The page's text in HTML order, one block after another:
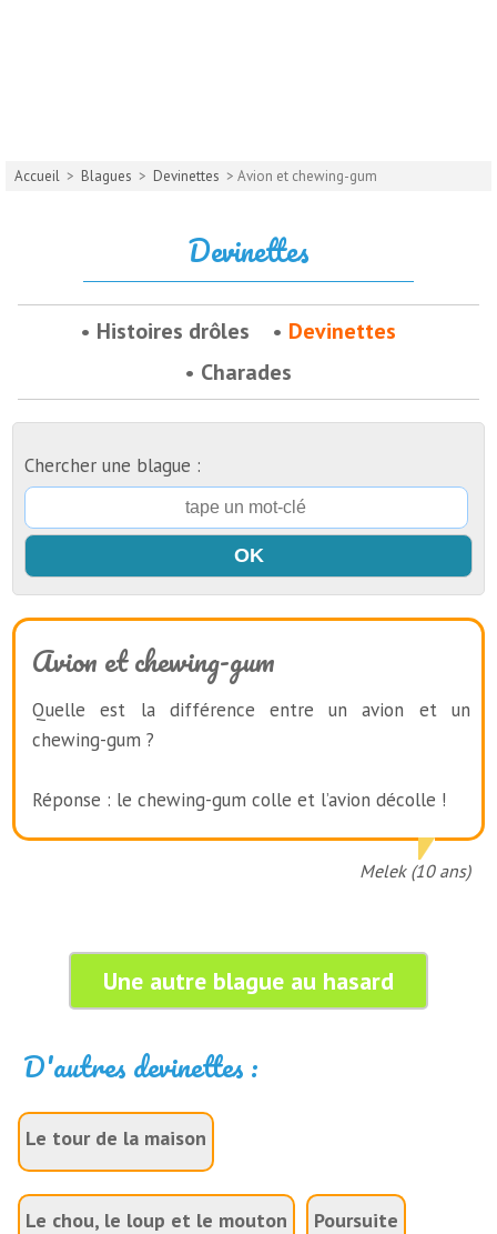
Accueil > Blagues > Devinettes > Avion et chewing-gum
Devinettes
Histoires drôles
Devinettes
Charades
Chercher une blague :
Avion et chewing-gum
Quelle est la différence entre un avion et un
chewing-gum ?
Réponse : le chewing-gum colle et l’avion décolle !
Melek (10 ans)
Une autre blague au hasard
D'autres devinettes :
Le tour de la maison
Le chou, le loup et le mouton Poursuite